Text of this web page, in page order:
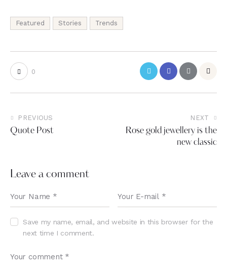
Featured Stories Trends
0
PREVIOUS
Quote Post
NEXT
Rose gold jewellery is the
new classic
Leave a comment
Save my name, email, and website in this browser for the
next time I comment.